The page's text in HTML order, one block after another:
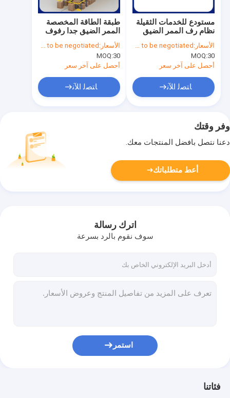
طبقة الطاقة المخصصة
الممر الضيق جدا رفوف
رفوف
الأسعار: Price needs to be negotiated
MOQ:30
أحصل على آخر سعر
ﺎﺘﺼﻟ ﺍﻶﻧ
مستودع للخدمات الثقيلة
نظام رف الممر الضيق
جدا رف الممر الضيق
1000-2000kg
الأسعار: Price needs to be negotiated
MOQ:30
أحصل على آخر سعر
ﺎﺘﺼﻟ ﺍﻶﻧ
وفر وقتك
دعنا نتصل بأفضل المنتجات معك.
أعط متطلباتك
اترك رسالة
سوف نقوم بالرد بسرعة
استمر
فئاتنا